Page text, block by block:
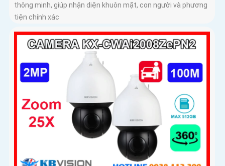
thông minh, giúp nhận diện khuôn mặt, con người và phương
tiện chính xác